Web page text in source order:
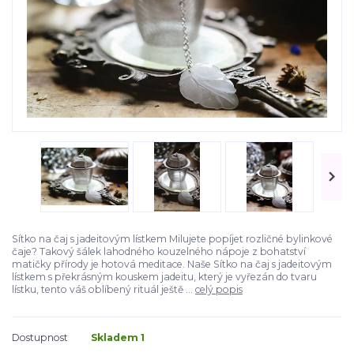
Sítko na čaj s jadeitovým lístkem Milujete popíjet rozličné bylinkové
čaje? Takový šálek lahodného kouzelného nápoje z bohatství
matičky přírody je hotová meditace. Naše Sítko na čaj s jadeitovým
lístkem s překrásným kouskem jadeitu, který je vyřezán do tvaru
lístku, tento váš oblíbený rituál ještě ... celý popis
Dostupnost Skladem 1